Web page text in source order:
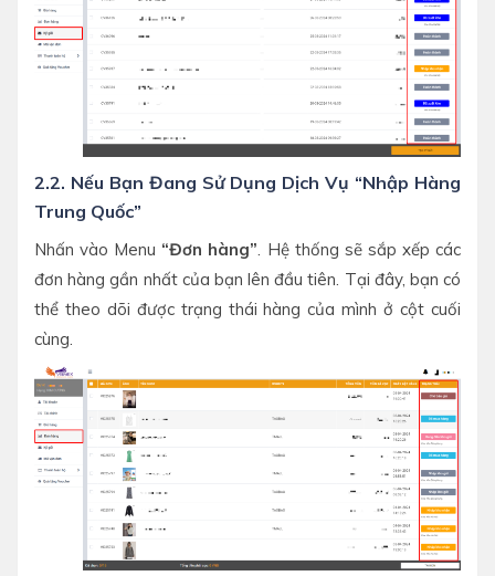
2.2. Nếu Bạn Đang Sử Dụng Dịch Vụ “Nhập Hàng
Trung Quốc”
Nhấn vào Menu “Đơn hàng”. Hệ thống sẽ sắp xếp các
đơn hàng gần nhất của bạn lên đầu tiên. Tại đây, bạn có
thể theo dõi được trạng thái hàng của mình ở cột cuối
cùng.